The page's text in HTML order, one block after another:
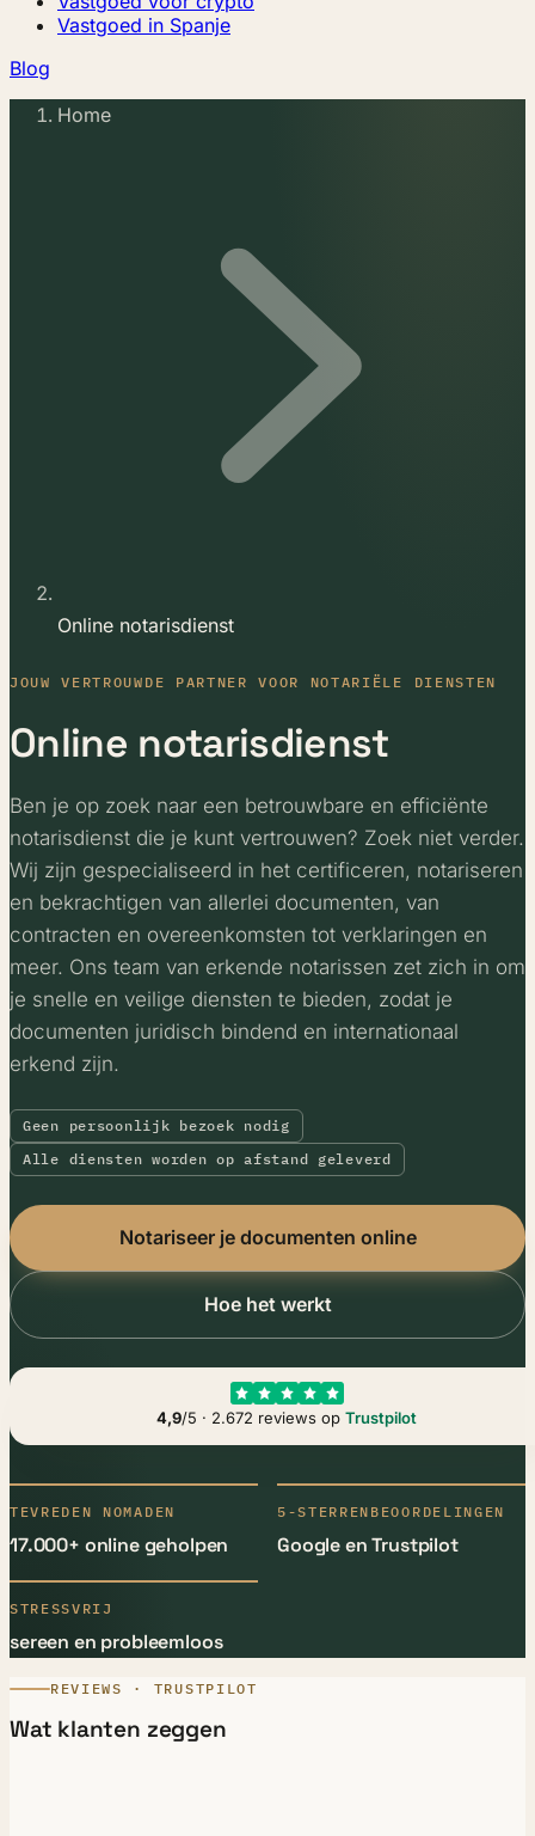
Vastgoed in Spanje
Blog
Home
Online notarisdienst
JOUW VERTROUWDE PARTNER VOOR NOTARIËLE DIENSTEN
Online notarisdienst
Ben je op zoek naar een betrouwbare en efficiënte
notarisdienst die je kunt vertrouwen? Zoek niet verder.
Wij zijn gespecialiseerd in het certificeren, notariseren
en bekrachtigen van allerlei documenten, van
contracten en overeenkomsten tot verklaringen en
meer. Ons team van erkende notarissen zet zich in om
je snelle en veilige diensten te bieden, zodat je
documenten juridisch bindend en internationaal
erkend zijn.
Geen persoonlijk bezoek nodig
Alle diensten worden op afstand geleverd
Notariseer je documenten online
Hoe het werkt
4,9/5 · 2.672 reviews op Trustpilot
TEVREDEN NOMADEN
17.000+ online geholpen
5-STERRENBEOORDELINGEN
Google en Trustpilot
STRESSVRIJ
sereen en probleemloos
REVIEWS · TRUSTPILOT
Wat klanten zeggen